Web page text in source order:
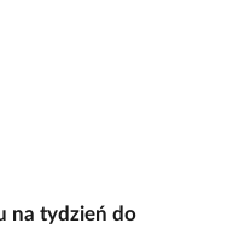
na tydzień do